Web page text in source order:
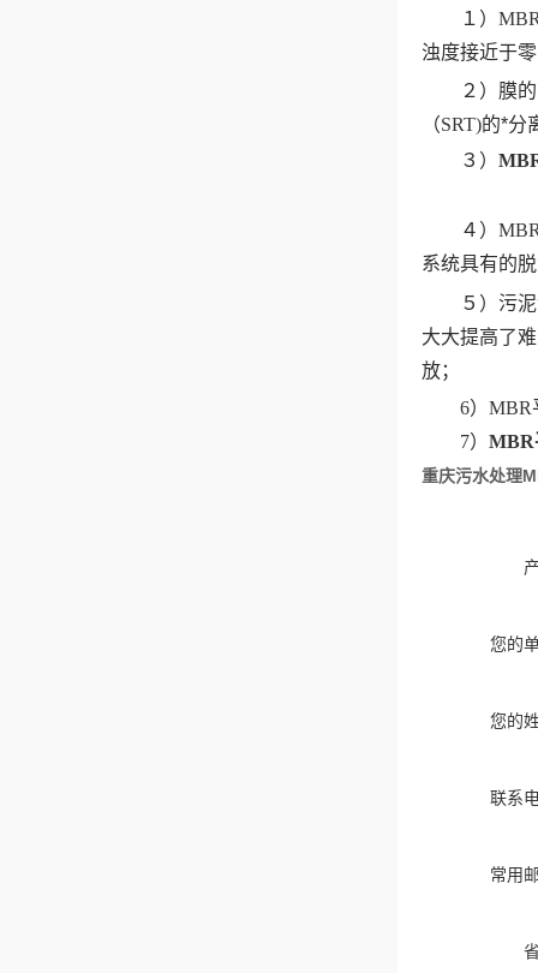
１）
浊度接近于
２）膜的高
（SRT)的*分
３）
４）
系统具有的
５）污泥龄
大大提高了
放；
6） MBR
7） MBR
重庆污水处理
您的
您的
联系
常用